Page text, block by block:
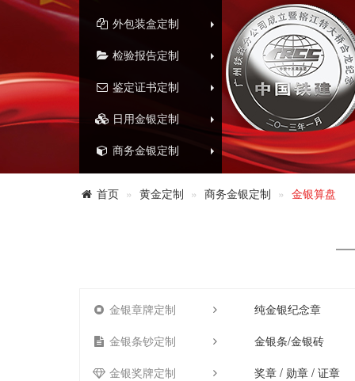
外包装盒定制
检验报告定制
鉴定证书定制
日用金银定制
商务金银定制
首页 黄金定制 商务金银定制 金银算盘
金银章牌定制
纯金银纪念章
金银条钞定制
金银条/金银砖
金银奖牌定制
奖章 / 勋章 / 证章